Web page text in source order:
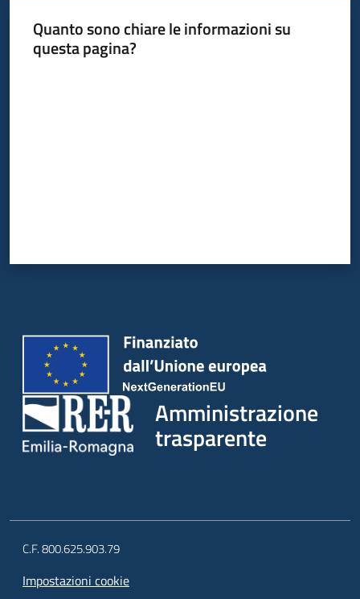
Quanto sono chiare le informazioni su
questa pagina?
Amministrazione
trasparente
C.F. 800.625.903.79
Impostazioni cookie